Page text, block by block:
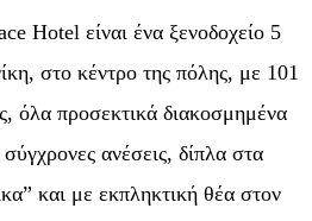
Hotel είναι ένα ξενοδοχείο 5
στο κέντρο της πόλης, με 101
όλα προσεκτικά διακοσμημένα
ανέσεις, δίπλα στα
και με εκπληκτική θέα στον